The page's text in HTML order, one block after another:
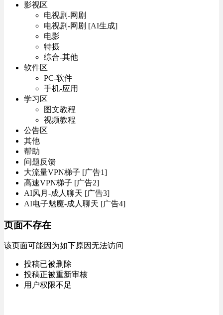
影视区
电视剧-网剧
电视剧-网剧 [AI生成]
电影
特摄
综合-其他
软件区
PC-软件
手机-应用
学习区
图文教程
视频教程
公告区
其他
帮助
问题反馈
大流量VPN梯子 [广告1]
高速VPN梯子 [广告2]
AI风月-成人聊天 [广告3]
AI电子魅魔-成人聊天 [广告4]
页面不存在
该页面可能因为如下原因无法访问
投稿已被删除
投稿正被重新审核
用户权限不足